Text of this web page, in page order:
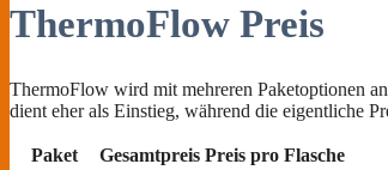
ThermoFlow Preis
ThermoFlow wird mit mehreren Paketoptionen
dient eher als Einstieg, während die eigentliche
Paket Gesamtpreis Preis pro Flasche